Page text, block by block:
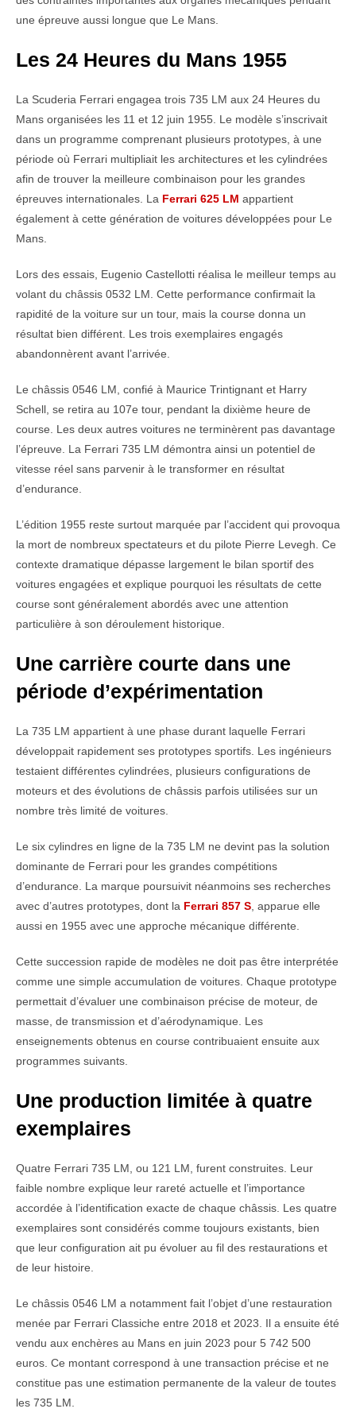
une épreuve aussi longue que Le Mans.
Les 24 Heures du Mans 1955
La Scuderia Ferrari engagea trois 735 LM aux 24 Heures du
Mans organisées les 11 et 12 juin 1955. Le modèle s’inscrivait
dans un programme comprenant plusieurs prototypes, à une
période où Ferrari multipliait les architectures et les cylindrées
afin de trouver la meilleure combinaison pour les grandes
épreuves internationales. La Ferrari 625 LM appartient
également à cette génération de voitures développées pour Le
Mans.
Lors des essais, Eugenio Castellotti réalisa le meilleur temps au
volant du châssis 0532 LM. Cette performance confirmait la
rapidité de la voiture sur un tour, mais la course donna un
résultat bien différent. Les trois exemplaires engagés
abandonnèrent avant l’arrivée.
Le châssis 0546 LM, confié à Maurice Trintignant et Harry
Schell, se retira au 107e tour, pendant la dixième heure de
course. Les deux autres voitures ne terminèrent pas davantage
l’épreuve. La Ferrari 735 LM démontra ainsi un potentiel de
vitesse réel sans parvenir à le transformer en résultat
d’endurance.
L’édition 1955 reste surtout marquée par l’accident qui provoqua
la mort de nombreux spectateurs et du pilote Pierre Levegh. Ce
contexte dramatique dépasse largement le bilan sportif des
voitures engagées et explique pourquoi les résultats de cette
course sont généralement abordés avec une attention
particulière à son déroulement historique.
Une carrière courte dans une
période d’expérimentation
La 735 LM appartient à une phase durant laquelle Ferrari
développait rapidement ses prototypes sportifs. Les ingénieurs
testaient différentes cylindrées, plusieurs configurations de
moteurs et des évolutions de châssis parfois utilisées sur un
nombre très limité de voitures.
Le six cylindres en ligne de la 735 LM ne devint pas la solution
dominante de Ferrari pour les grandes compétitions
d’endurance. La marque poursuivit néanmoins ses recherches
avec d’autres prototypes, dont la Ferrari 857 S , apparue elle
aussi en 1955 avec une approche mécanique différente.
Cette succession rapide de modèles ne doit pas être interprétée
comme une simple accumulation de voitures. Chaque prototype
permettait d’évaluer une combinaison précise de moteur, de
masse, de transmission et d’aérodynamique. Les
enseignements obtenus en course contribuaient ensuite aux
programmes suivants.
Une production limitée à quatre
exemplaires
Quatre Ferrari 735 LM, ou 121 LM, furent construites. Leur
faible nombre explique leur rareté actuelle et l’importance
accordée à l’identification exacte de chaque châssis. Les quatre
exemplaires sont considérés comme toujours existants, bien
que leur configuration ait pu évoluer au fil des restaurations et
de leur histoire.
Le châssis 0546 LM a notamment fait l’objet d’une restauration
menée par Ferrari Classiche entre 2018 et 2023. Il a ensuite été
vendu aux enchères au Mans en juin 2023 pour 5 742 500
euros. Ce montant correspond à une transaction précise et ne
constitue pas une estimation permanente de la valeur de toutes
les 735 LM.